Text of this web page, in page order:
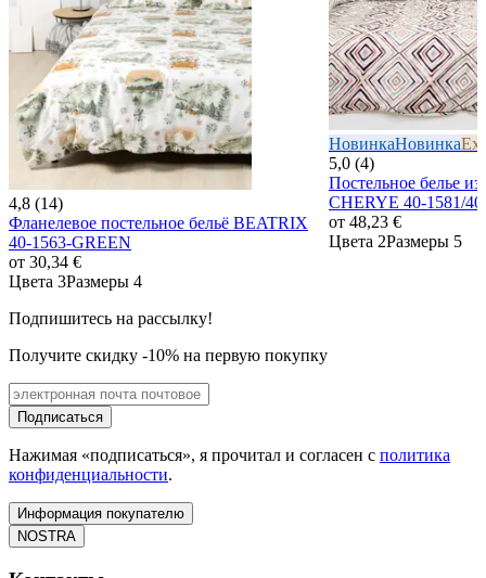
4,8 (14)
Фланелевое постельное бельё BEATRIX
40-1563-GREEN
от 30,34 €
Цвета 3Размеры 4
НовинкаНовинка
5,0 (4)
Постельное белье
CHERYE 40-1581/
от 48,23 €
Цвета 2Размеры 5
Подпишитесь на рассылку!
Получите скидку -10% на первую покупку
Подписаться
Нажимая «подписаться», я прочитал и согласен с политика
конфиденциальности.
Информация покупателю
NOSTRA